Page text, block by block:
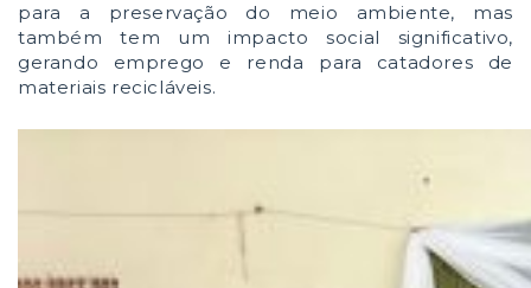
para a preservação do meio ambiente, mas
também tem um impacto social significativo,
gerando emprego e renda para catadores de
materiais recicláveis.